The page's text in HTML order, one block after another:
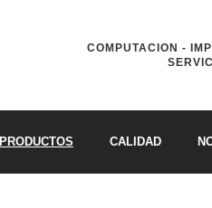
COMPUTACION -
PRODUCTOS CALIDAD